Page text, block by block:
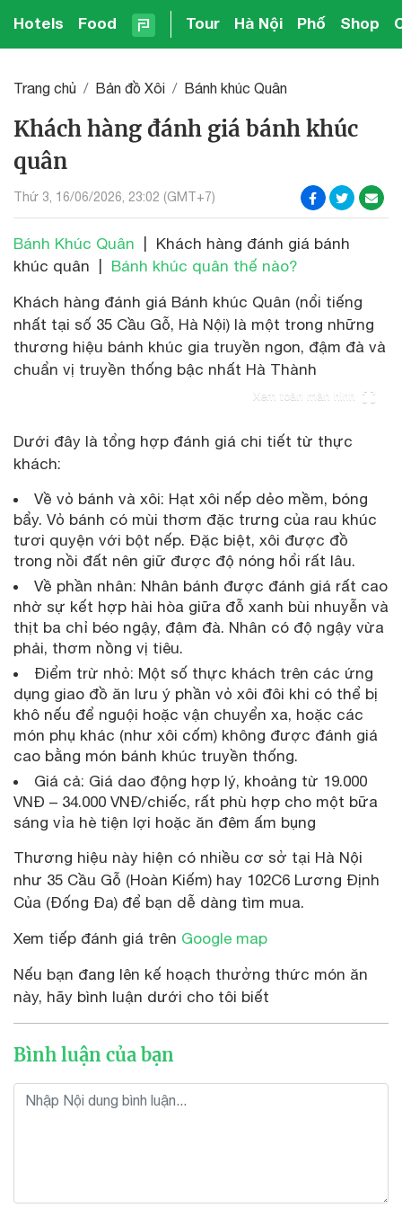
Hotels Food Tour Hà Nội Phố Shop
Trang chủ Bản đồ Xôi Bánh khúc Quân
Khách hàng đánh giá bánh khúc
quân
Thứ 3, 16/06/2026, 23:02 (GMT+7)
Bánh Khúc Quân | Khách hàng đánh giá bánh
khúc quân | Bánh khúc quân thế nào?
Khách hàng đánh giá Bánh khúc Quân (nổi tiếng
nhất tại số 35 Cầu Gỗ, Hà Nội) là một trong những
thương hiệu bánh khúc gia truyền ngon, đậm đà và
chuẩn vị truyền thống bậc nhất Hà Thành
Xem toàn màn hình
Dưới đây là tổng hợp đánh giá chi tiết từ thực
khách:
Về vỏ bánh và xôi: Hạt xôi nếp dẻo mềm, bóng
bẩy. Vỏ bánh có mùi thơm đặc trưng của rau khúc
tươi quyện với bột nếp. Đặc biệt, xôi được đồ
trong nồi đất nên giữ được độ nóng hổi rất lâu.
Về phần nhân: Nhân bánh được đánh giá rất cao
nhờ sự kết hợp hài hòa giữa đỗ xanh bùi nhuyễn và
thịt ba chỉ béo ngậy, đậm đà. Nhân có độ ngậy vừa
phải, thơm nồng vị tiêu.
Điểm trừ nhỏ: Một số thực khách trên các ứng
dụng giao đồ ăn lưu ý phần vỏ xôi đôi khi có thể bị
khô nếu để nguội hoặc vận chuyển xa, hoặc các
món phụ khác (như xôi cốm) không được đánh giá
cao bằng món bánh khúc truyền thống.
Giá cả: Giá dao động hợp lý, khoảng từ 19.000
VNĐ – 34.000 VNĐ/chiếc, rất phù hợp cho một bữa
sáng vỉa hè tiện lợi hoặc ăn đêm ấm bụng
Thương hiệu này hiện có nhiều cơ sở tại Hà Nội
như 35 Cầu Gỗ (Hoàn Kiếm) hay 102C6 Lương Định
Của (Đống Đa) để bạn dễ dàng tìm mua.
Xem tiếp đánh giá trên Google map
Nếu bạn đang lên kế hoạch thưởng thức món ăn
này, hãy bình luận dưới cho tôi biết
Bình luận của bạn